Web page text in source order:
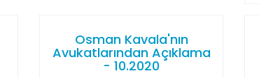
Osman Kavala'nın
Avukatlarından Açıklama
- 10.2020